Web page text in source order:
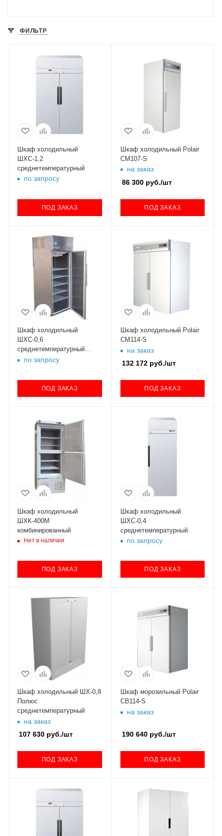
ФИЛЬТР
Шкаф холодильный
ШХС-1,2
среднетемпературный
по запросу
ПОД ЗАКАЗ
Шкаф холодильный Polair
CM107-S
на заказ
86 300руб./шт
ПОД ЗАКАЗ
Шкаф холодильный
ШХС-0,6
среднетемпературный
нерж.
по запросу
ПОД ЗАКАЗ
Шкаф холодильный Polair
CM114-S
на заказ
132 172руб./шт
ПОД ЗАКАЗ
Шкаф холодильный
ШХК-400М
комбинированный
Нет в наличии
ПОД ЗАКАЗ
Шкаф холодильный
ШХС-0,4
среднетемпературный
по запросу
ПОД ЗАКАЗ
Шкаф холодильный ШХ-0,8
Полюс
среднетемпературный
на заказ
107 630 руб./шт
ПОД ЗАКАЗ
Шкаф морозильный Polair
CB114-S
на заказ
190 640руб./шт
ПОД ЗАКАЗ